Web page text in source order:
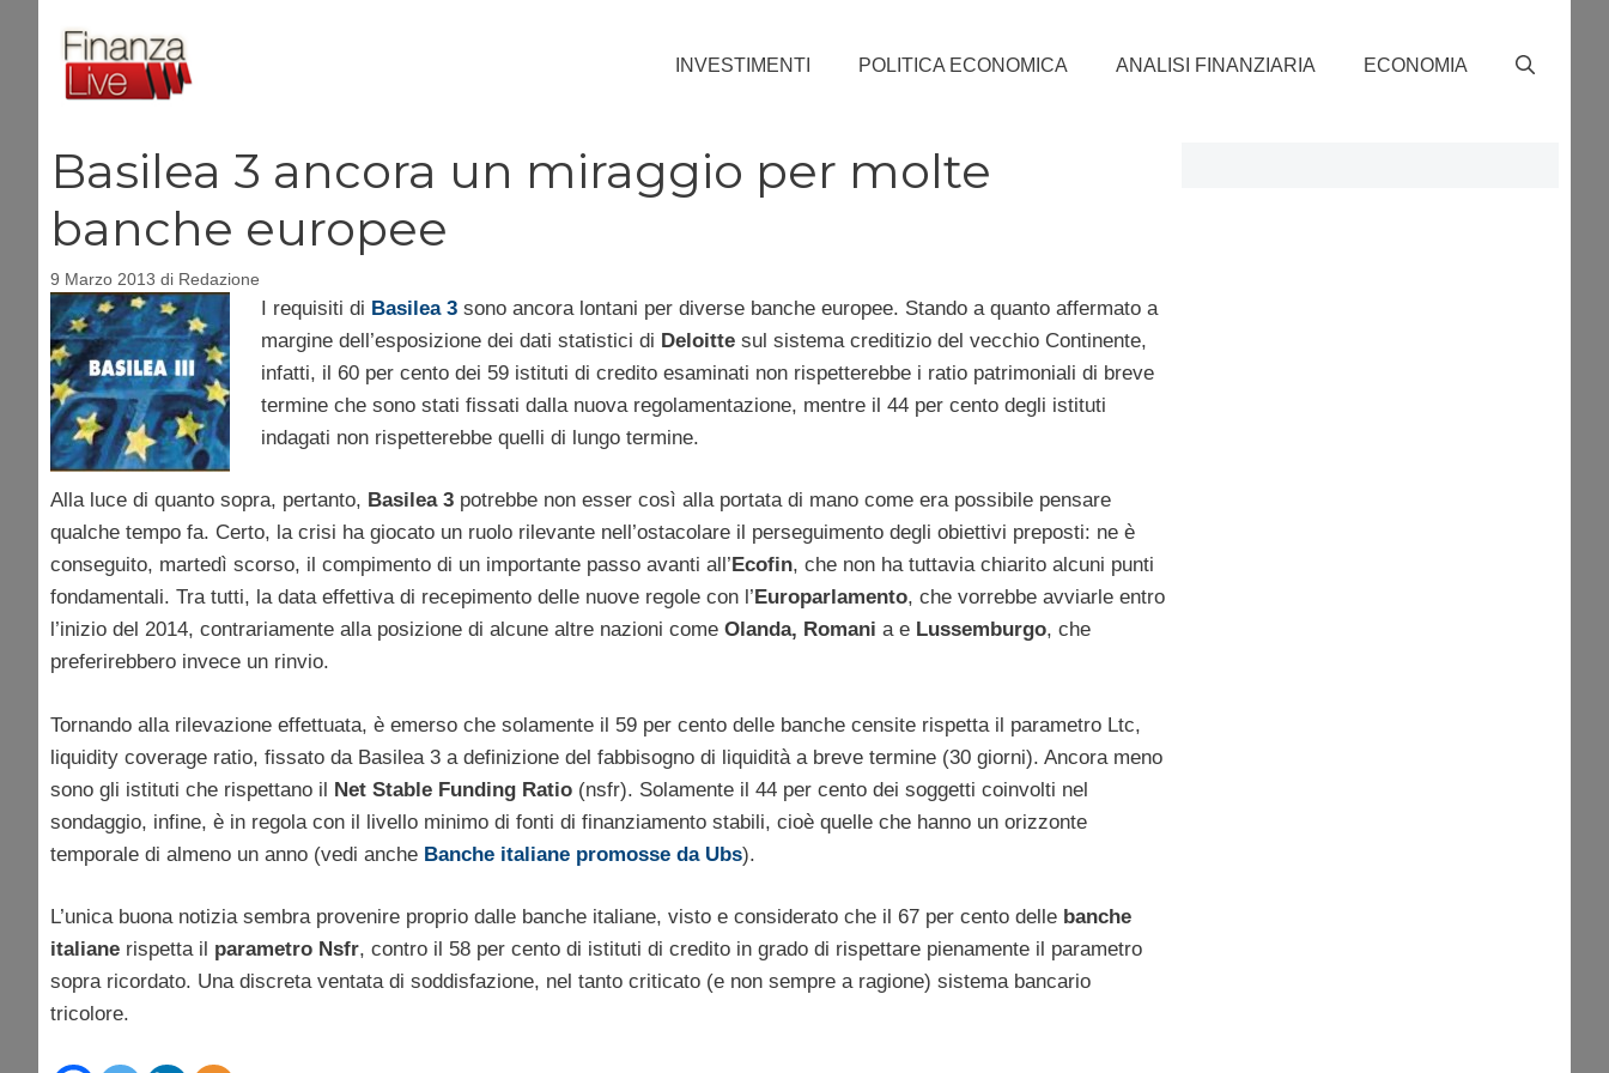
contenuto
INVESTIMENTI POLITICA ECONOMICA ANALISI FINANZIARIA ECONOMIA
Basilea 3 ancora un miraggio per molte
banche europee
9 Marzo 2013 di Redazione
I requisiti di Basilea 3sono ancora lontani per diverse banche europee. Stando a quanto affermato a
margine dell’esposizione dei dati statistici di Deloittesul sistema creditizio del vecchio Continente,
infatti, il 60 per cento dei 59 istituti di credito esaminati non rispetterebbe i ratio patrimoniali di breve
termine che sono stati fissati dalla nuova regolamentazione, mentre il 44 per cento degli istituti
indagati non rispetterebbe quelli di lungo termine.
Alla luce di quanto sopra, pertanto, Basilea 3 potrebbe non esser così alla portata di mano come era possibile pensare
qualche tempo fa. Certo, la crisi ha giocato un ruolo rilevante nell’ostacolare il perseguimento degli obiettivi preposti: ne è
conseguito, martedì scorso, il compimento di un importante passo avanti all’ Ecofin, che non ha tuttavia chiarito alcuni punti
fondamentali. Tra tutti, la data effettiva di recepimento delle nuove regole con l’ Europarlamento, che vorrebbe avviarle entro
l’inizio del 2014, contrariamente alla posizione di alcune altre nazioni come Olanda, Romani a e Lussemburgo, che
preferirebbero invece un rinvio.
Tornando alla rilevazione effettuata, è emerso che solamente il 59 per cento delle banche censite rispetta il parametro Ltc,
liquidity coverage ratio, fissato da Basilea 3 a definizione del fabbisogno di liquidità a breve termine (30 giorni). Ancora meno
sono gli istituti che rispettano il Net Stable Funding Ratio (nsfr). Solamente il 44 per cento dei soggetti coinvolti nel
sondaggio, infine, è in regola con il livello minimo di fonti di finanziamento stabili, cioè quelle che hanno un orizzonte
temporale di almeno un anno (vedi anche Banche italiane promosse da Ubs).
L’unica buona notizia sembra provenire proprio dalle banche italiane, visto e considerato che il 67 per cento delle banche
italiane rispetta il parametro Nsfr, contro il 58 per cento di istituti di credito in grado di rispettare pienamente il parametro
sopra ricordato. Una discreta ventata di soddisfazione, nel tanto criticato (e non sempre a ragione) sistema bancario
tricolore.